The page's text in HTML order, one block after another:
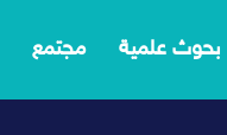
بحوث علمية مجتمع